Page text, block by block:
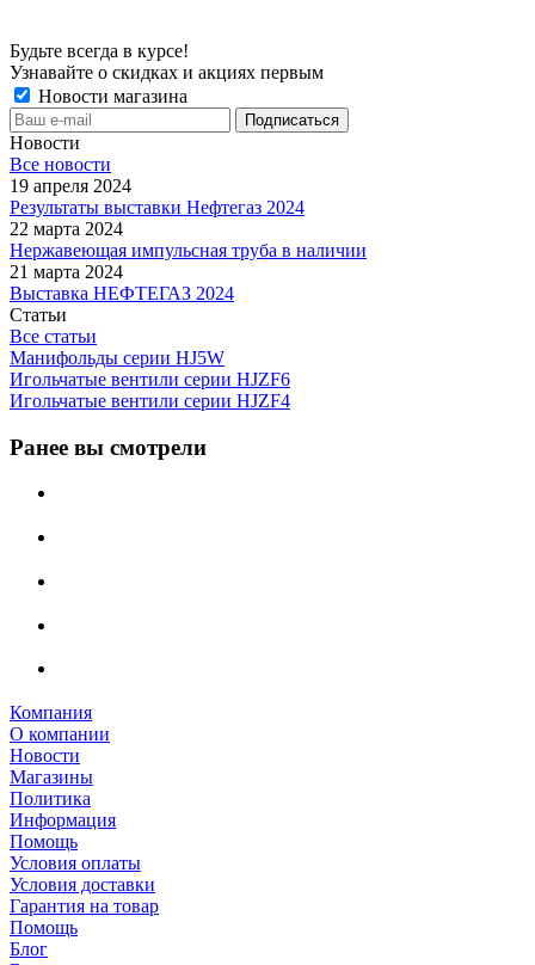
Будьте всегда в курсе!
Узнавайте о скидках и акциях первым
Новости магазина
Новости
Все новости
19 апреля 2024
Результаты выставки Нефтегаз 2024
22 марта 2024
Нержавеющая импульсная труба в наличии
21 марта 2024
Выставка НЕФТЕГАЗ 2024
Статьи
Все статьи
Манифольды серии HJ5W
Игольчатые вентили серии HJZF6
Игольчатые вентили серии HJZF4
Ранее вы смотрели
Компания
О компании
Новости
Магазины
Политика
Информация
Помощь
Условия оплаты
Условия доставки
Гарантия на товар
Помощь
Блог